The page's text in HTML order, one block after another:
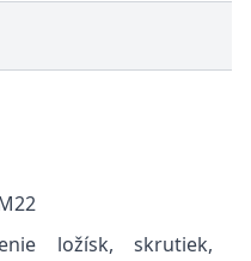
ložísk, skrutiek,